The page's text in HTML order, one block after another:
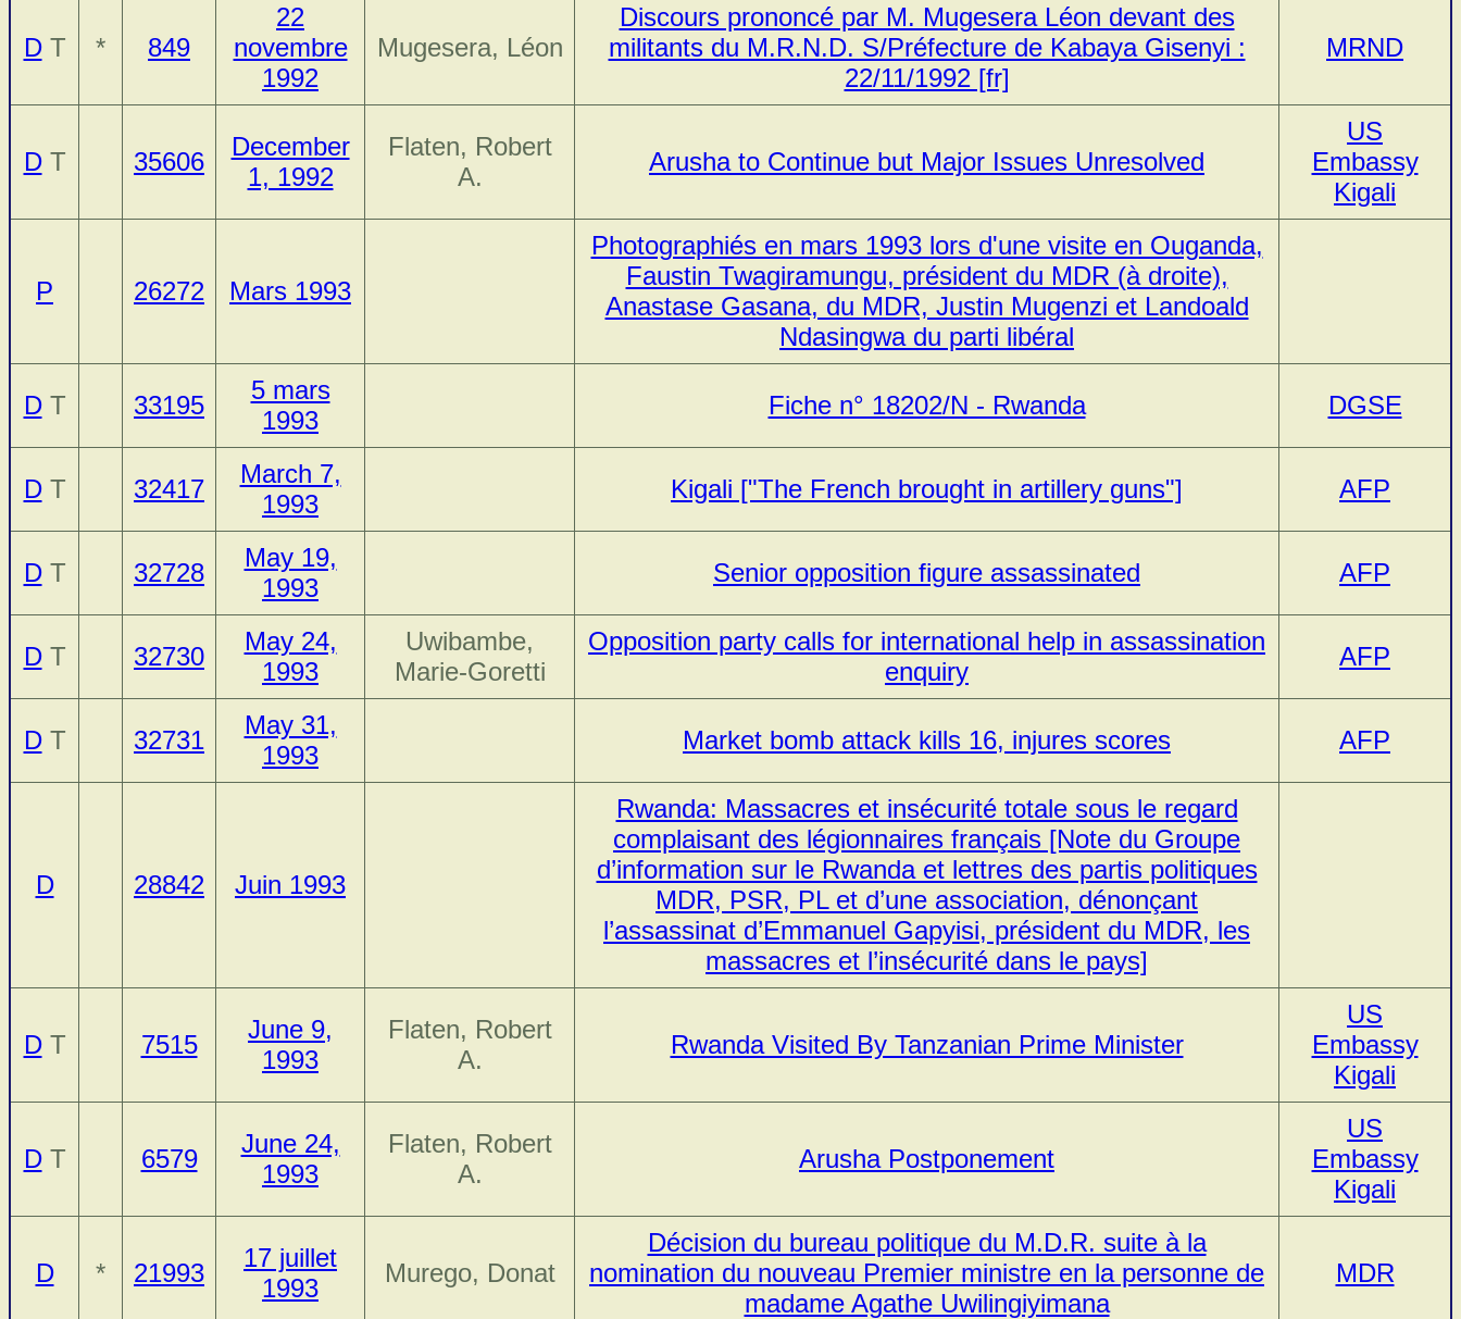
DT * 849
22
novembre
1992
Mugesera, Léon
Discours prononcé par M. Mugesera Léon devant des
militants du M.R.N.D. S/Préfecture de Kabaya Gisenyi :
22/11/1992 [fr]
MRND
DT 35606
December
1, 1992
Flaten, Robert
A.
Arusha to Continue but Major Issues Unresolved
US
Embassy
Kigali
P 26272 Mars 1993
Photographiés en mars 1993 lors d'une visite en Ouganda,
Faustin Twagiramungu, président du MDR (à droite),
Anastase Gasana, du MDR, Justin Mugenzi et Landoald
Ndasingwa du parti libéral
DT 33195
5 mars
1993
Fiche n° 18202/N - Rwanda DGSE
DT 32417
March 7,
1993
Kigali ["The French brought in artillery guns"] AFP
DT 32728
May 19,
1993
Senior opposition figure assassinated AFP
DT 32730
May 24,
1993
Uwibambe,
Marie-Goretti
Opposition party calls for international help in assassination
enquiry
AFP
DT 32731
May 31,
1993
Market bomb attack kills 16, injures scores AFP
D 28842 Juin 1993
Rwanda: Massacres et insécurité totale sous le regard
complaisant des légionnaires français [Note du Groupe
d’information sur le Rwanda et lettres des partis politiques
MDR, PSR, PL et d’une association, dénonçant
l’assassinat d’Emmanuel Gapyisi, président du MDR, les
massacres et l’insécurité dans le pays]
DT 7515
June 9,
1993
Flaten, Robert
A.
Rwanda Visited By Tanzanian Prime Minister
US
Embassy
Kigali
DT 6579
June 24,
1993
Flaten, Robert
A.
Arusha Postponement
US
Embassy
Kigali
D * 21993
17 juillet
1993
Murego, Donat
Décision du bureau politique du M.D.R. suite à la
nomination du nouveau Premier ministre en la personne de
madame Agathe Uwilingiyimana
MDR